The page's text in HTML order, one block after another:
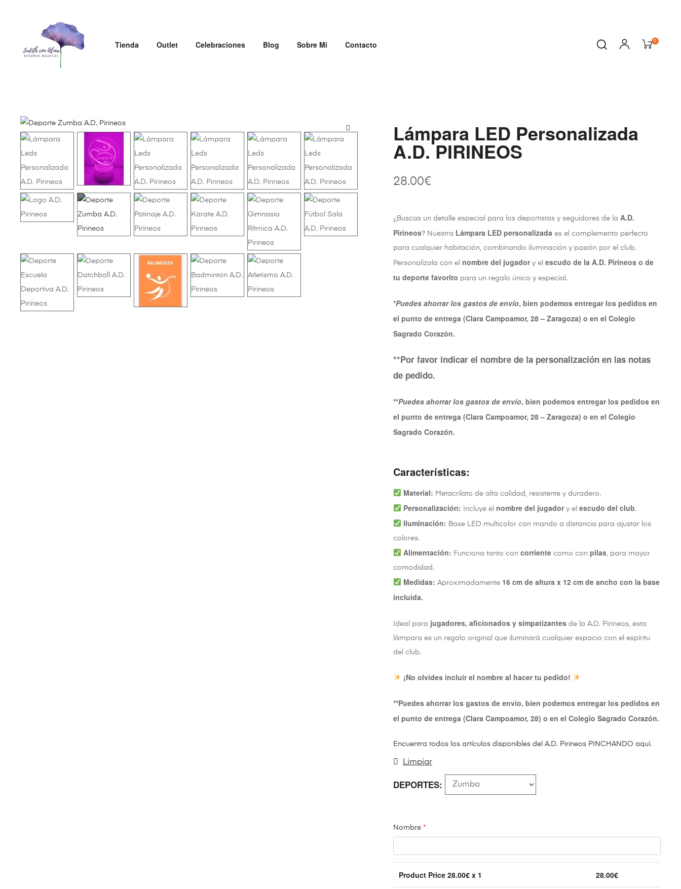
Tienda Outlet Celebraciones Blog Sobre Mi Contacto 0
Lámpara LED Personalizada
A.D. PIRINEOS
28.00€
¿Buscas un detalle especial para los deportistas y seguidores de la A.D.
Pirineos? Nuestra Lámpara LED personalizada es el complemento perfecto
para cualquier habitación, combinando iluminación y pasión por el club.
Personalízala con el nombre del jugadory elescudo de la A.D. Pirineos o de
tu deporte favorito para un regalo único y especial.
*Puedes ahorrar los gastos de envío, bien podemos entregar los pedidos en
el punto de entrega (Clara Campoamor, 28 – Zaragoza) o en el Colegio
Sagrado Corazón.
**Por favor indicar el nombre de la personalización en las notas
de pedido.
**Puedes ahorrar los gastos de envío, bien podemos entregar los pedidos en
el punto de entrega (Clara Campoamor, 28 – Zaragoza) o en el Colegio
Sagrado Corazón.
Características:
Material: Metacrilato de alta calidad, resistente y duradero.
Personalización: Incluye el nombre del jugadory elescudo del club.
Iluminación: Base LED multicolor con mando a distancia para ajustar los
colores.
Alimentación: Funciona tanto concorriente como conpilas , para mayor
comodidad.
Medidas: Aproximadamente 16 cm de altura x 12 cm de ancho con la base
incluida.
Ideal para jugadores, aficionados y simpatizantes de la A.D. Pirineos, esta
lámpara es un regalo original que iluminará cualquier espacio con el espíritu
del club.
¡No olvides incluir el nombre al hacer tu pedido!
**Puedes ahorrar los gastos de envío, bien podemos entregar los pedidos en
el punto de entrega (Clara Campoamor, 28) o en el Colegio Sagrado Corazón.
Encuentra todos los artículos disponibles del A.D. Pirineos PINCHANDO aquí.
DEPORTES
Limpiar
Nombre *
Product Price 28.00€ x 1 28.00€